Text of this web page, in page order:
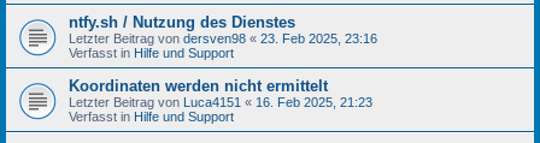
ntfy.sh / Nutzung des Dienstes
Letzter Beitrag von dersven98 « 23. Feb 2025, 23:16
Verfasst in Hilfe und Support
Koordinaten werden nicht ermittelt
Letzter Beitrag von Luca4151 « 16. Feb 2025, 21:23
Verfasst in Hilfe und Support